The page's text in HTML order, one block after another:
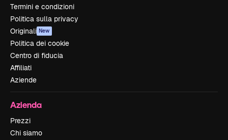
Termini e condizioni
Politica sulla privacy
Originali New
Politica dei cookie
Centro di fiducia
Affiliati
Aziende
Azienda
Prezzi
Chi siamo